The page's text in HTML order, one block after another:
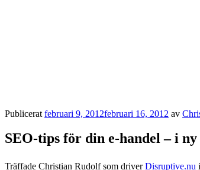
Publicerat februari 9, 2012februari 16, 2012 av
SEO-tips för din e-handel – i
Träffade Christian Rudolf som driverDisruptive.nu